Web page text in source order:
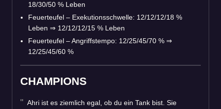
18/30/50 % Leben
Feuerteufel – Exekutionsschwelle: 12/12/12/18 %
Leben ⇒ 12/12/12/15 % Leben
Feuerteufel – Angriffstempo: 12/25/45/70 % ⇒
12/25/45/60 %
CHAMPIONS
Ahri ist es ziemlich egal, ob du ein Tank bist. Sie